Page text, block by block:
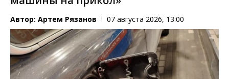
Автор: Артем Рязанов 07 августа 2026, 13:00